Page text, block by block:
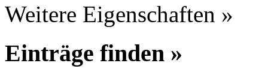
Weitere Eigenschaften »
Einträge finden »